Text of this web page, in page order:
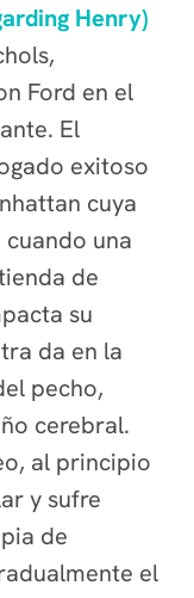
Henry)
Ford en el
El
exitoso
cuya
una
de
su
da en la
pecho,
cerebral.
al principio
y sufre
de
el